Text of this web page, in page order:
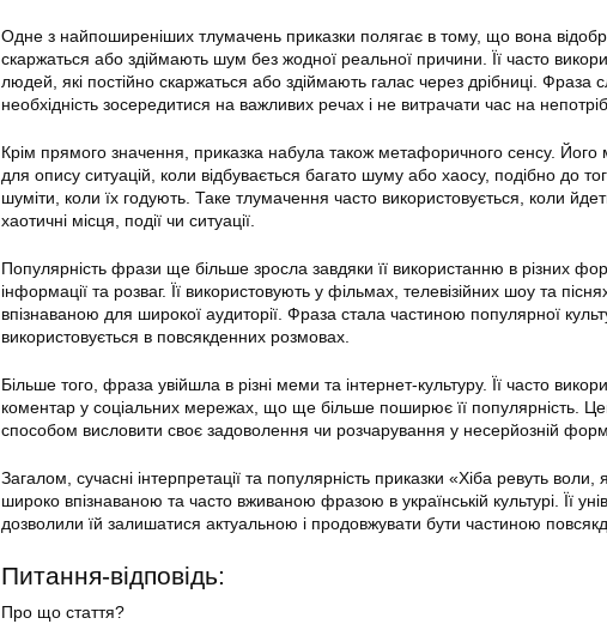
Одне з найпоширеніших тлумачень приказки полягає в тому, що вона
скаржаться або здіймають шум без жодної реальної причини. Її часто
людей, які постійно скаржаться або здіймають галас через дрібниці. Фраза
необхідність зосередитися на важливих речах і не витрачати час на
Крім прямого значення, приказка набула також метафоричного сенсу. Його
для опису ситуацій, коли відбувається багато шуму або хаосу, подібно до
шуміти, коли їх годують. Таке тлумачення часто використовується, коли
хаотичні місця, події чи ситуації.
Популярність фрази ще більше зросла завдяки її використанню в різних
інформації та розваг. Її використовують у фільмах, телевізійних шоу та
впізнаваною для широкої аудиторії. Фраза стала частиною популярної
використовується в повсякденних розмовах.
Більше того, фраза увійшла в різні меми та інтернет-культуру. Її часто
коментар у соціальних мережах, що ще більше поширює її популярність.
способом висловити своє задоволення чи розчарування у несерйозній
Загалом, сучасні інтерпретації та популярність приказки «Хіба ревуть воли,
широко впізнаваною та часто вживаною фразою в українській культурі. Її
дозволили їй залишатися актуальною і продовжувати бути частиною
Питання-відповідь:
Про що стаття?